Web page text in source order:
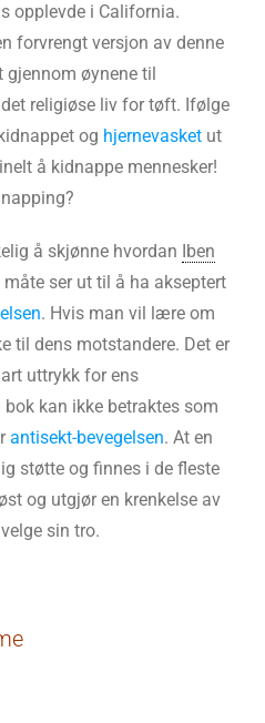
opplevde i California.
forvrengt versjon av denne
gjennom øynene til
religiøse liv for tøft. Ifølge
og hjernevasket ut
å kidnappe mennesker!
å skjønne hvordan Iben
ser ut til å ha akseptert
. Hvis man vil lære om
til dens motstandere. Det er
uttrykk for ens
kan ikke betraktes som
antisekt-bevegelsen. At en
støtte og finnes i de fleste
og utgjør en krenkelse av
sin tro.